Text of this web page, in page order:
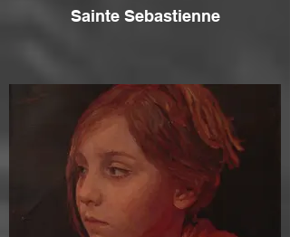
Sainte Sebastienne